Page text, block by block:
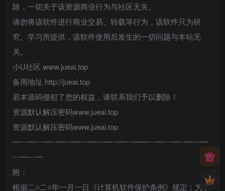
除，一切关于该资源商业行为与社区无关。
请勿将该软件进行商业交易、转载等行为，该软件只为研
究、学习所提供，该软件使用后发生的一切问题与本站无
关。
小U社区 www.jueai.top
备用地址 http://jueai.top
若本源码侵犯了您的权益，请联系我们予以删除！
资源默认解压密码www.jueai.top
资源默认解压密码www.jueai.top
━┅━┅━┅━┅━┅━┅━┅━┅━━┅━┅━┅━┅━
┅━┅━
附：
根据二○二○年一月一日《计算机软件保护条例》规定：为了